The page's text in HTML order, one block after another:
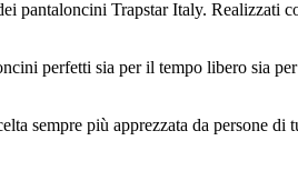
pantaloncini Trapstar Italy. Realizzati
perfetti sia per il tempo libero sia
sempre più apprezzata da persone di